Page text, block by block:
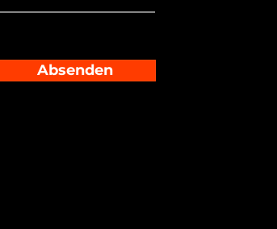
Absenden